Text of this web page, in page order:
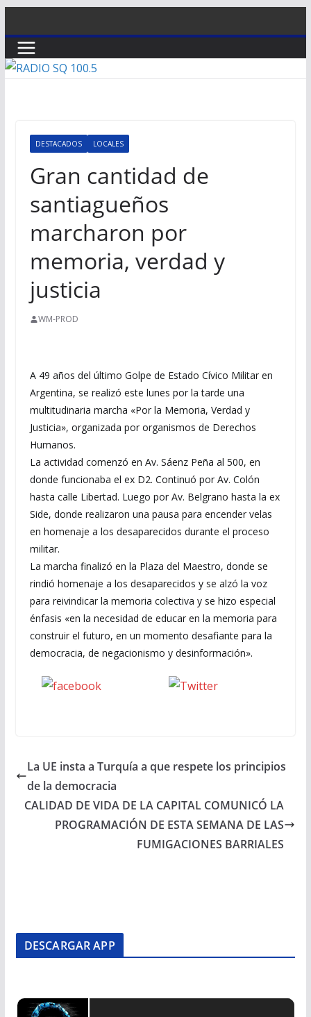
al
contenido
DESTACADOS LOCALES
Gran cantidad de
santiagueños
marcharon por
memoria, verdad y
justicia
WM-PROD
A 49 años del último Golpe de Estado Cívico Militar en
Argentina, se realizó este lunes por la tarde una
multitudinaria marcha «Por la Memoria, Verdad y
Justicia», organizada por organismos de Derechos
Humanos.
La actividad comenzó en Av. Sáenz Peña al 500, en
donde funcionaba el ex D2. Continuó por Av. Colón
hasta calle Libertad. Luego por Av. Belgrano hasta la ex
Side, donde realizaron una pausa para encender velas
en homenaje a los desaparecidos durante el proceso
militar.
La marcha finalizó en la Plaza del Maestro, donde se
rindió homenaje a los desaparecidos y se alzó la voz
para reivindicar la memoria colectiva y se hizo especial
énfasis «en la necesidad de educar en la memoria para
construir el futuro, en un momento desafiante para la
democracia, de negacionismo y desinformación».
La UE insta a Turquía a que respete los principios
de la democracia
CALIDAD DE VIDA DE LA CAPITAL COMUNICÓ LA
PROGRAMACIÓN DE ESTA SEMANA DE LAS
FUMIGACIONES BARRIALES
DESCARGAR APP